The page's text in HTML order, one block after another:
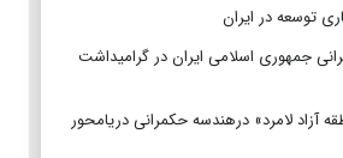
توسعه در ایران
جمهوری اسلامی ایران در گرامیداشت
آزاد لامرد» درهندسه حکمرانی دریامحور